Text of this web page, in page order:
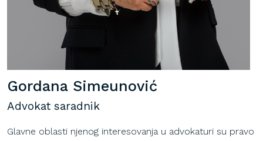
Gordana Simeunović
Advokat saradnik
Glavne oblasti njenog interesovanja u advokaturi su pravo